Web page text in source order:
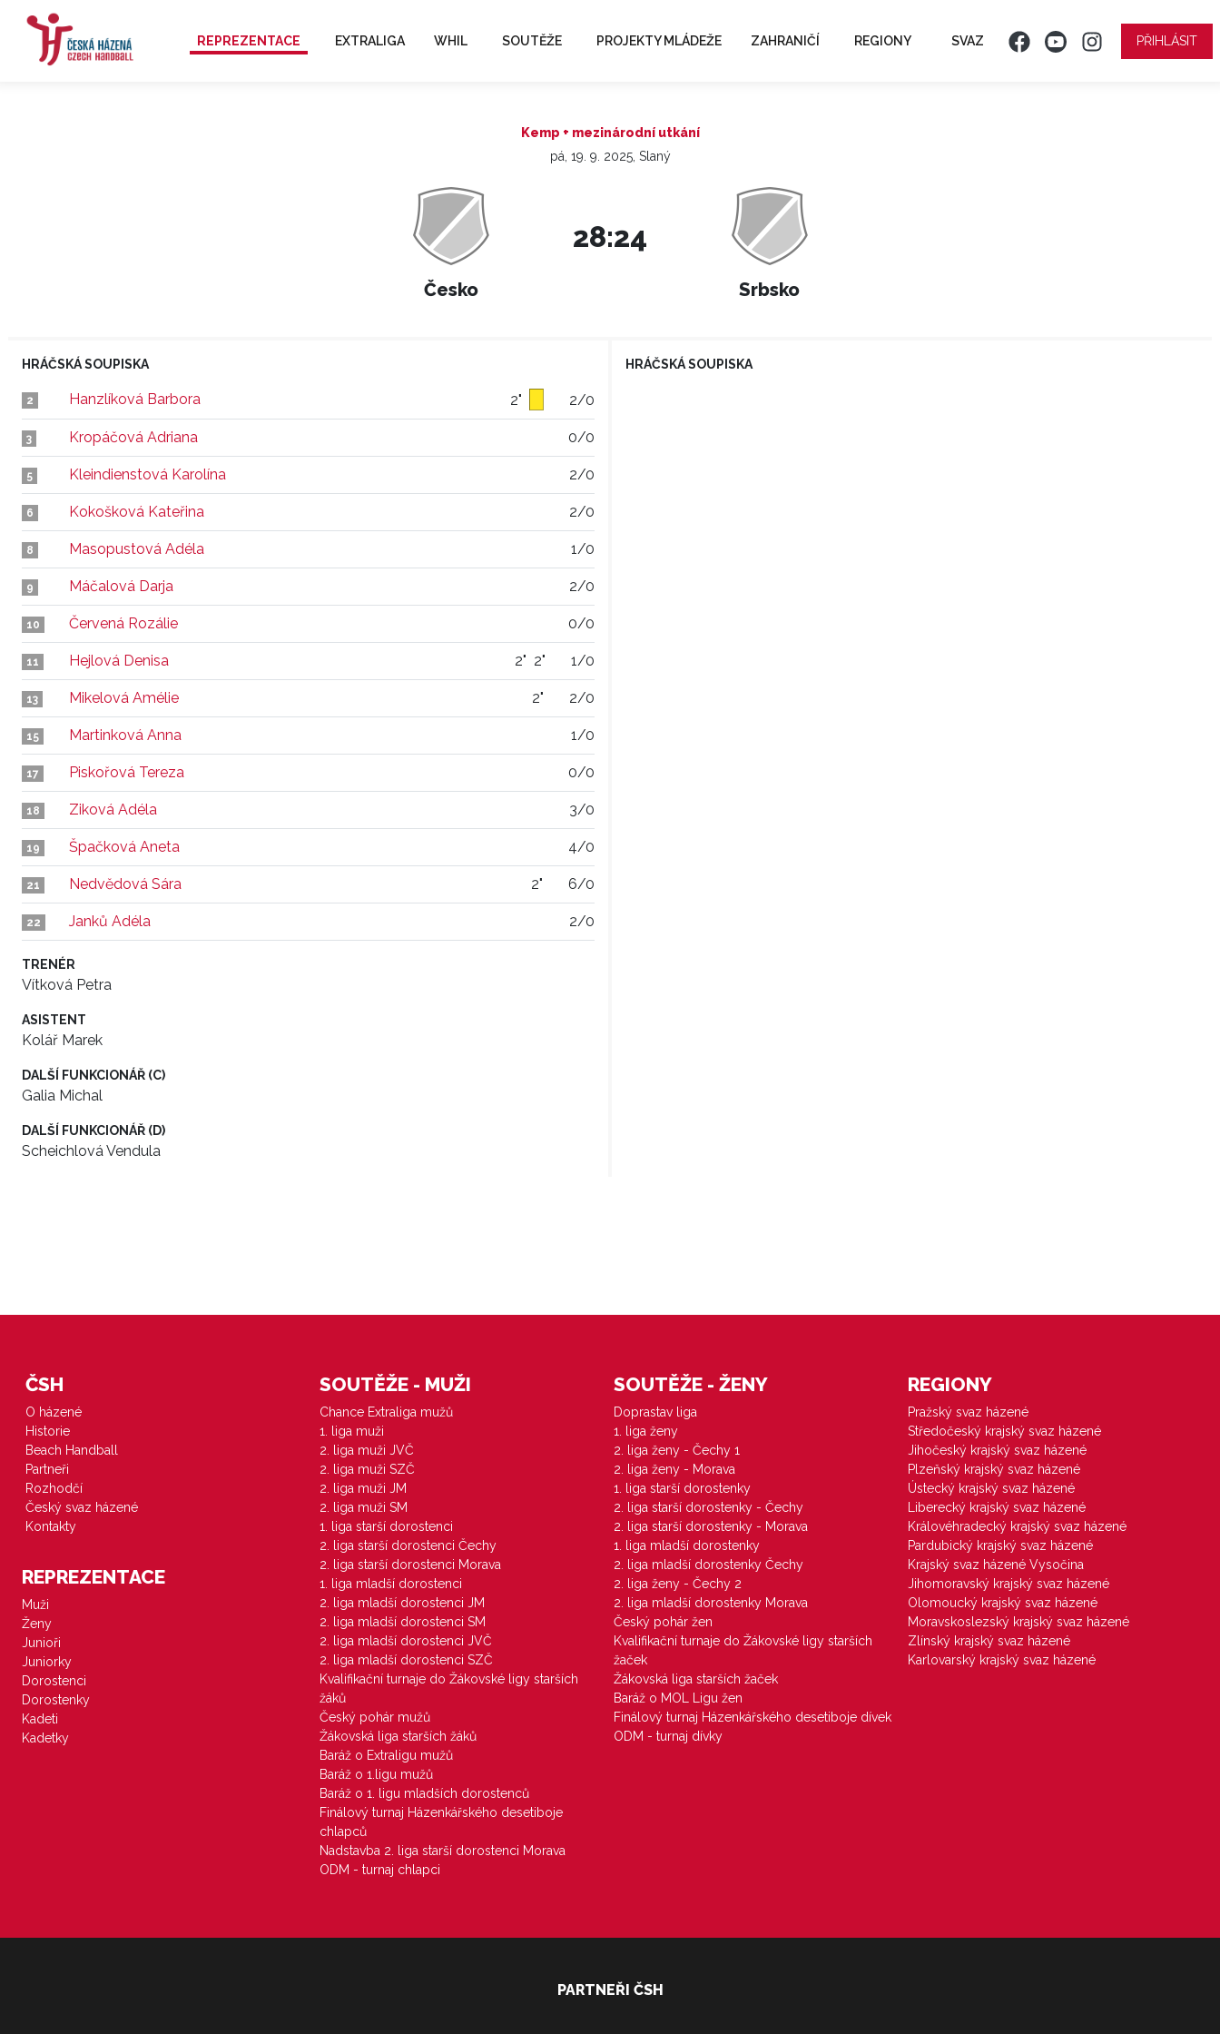
REPREZENTACE EXTRALIGA WHIL SOUTĚŽE PROJEKTY MLÁDEŽE ZAHRANIČÍ REGIONY SVAZ PŘIHLÁSIT
Kemp + mezinárodní utkání
pá, 19. 9. 2025, Slaný
Česko
28:24
Srbsko
HRÁČSKÁ SOUPISKA
2 Hanzlíková Barbora 2" 2/0
3 Kropáčová Adriana 0/0
5 Kleindienstová Karolína 2/0
6 Kokošková Kateřina 2/0
8 Masopustová Adéla 1/0
9 Máčalová Darja 2/0
10 Červená Rozálie 0/0
11 Hejlová Denisa 2" 2" 1/0
13 Mikelová Amélie 2" 2/0
15 Martinková Anna 1/0
17 Piskořová Tereza 0/0
18 Ziková Adéla 3/0
19 Špačková Aneta 4/0
21 Nedvědová Sára 2" 6/0
22 Janků Adéla 2/0
TRENÉR
Vítková Petra
ASISTENT
Kolář Marek
DALŠÍ FUNKCIONÁŘ (C)
Galia Michal
DALŠÍ FUNKCIONÁŘ (D)
Scheichlová Vendula
HRÁČSKÁ SOUPISKA
ČSH
O házené
Historie
Beach Handball
Partneři
Rozhodčí
Český svaz házené
Kontakty
REPREZENTACE
Muži
Ženy
Junioři
Juniorky
Dorostenci
Dorostenky
Kadeti
Kadetky
SOUTĚŽE - MUŽI
Chance Extraliga mužů
1. liga muži
2. liga muži JVČ
2. liga muži SZČ
2. liga muži JM
2. liga muži SM
1. liga starší dorostenci
2. liga starší dorostenci Čechy
2. liga starší dorostenci Morava
1. liga mladší dorostenci
2. liga mladší dorostenci JM
2. liga mladší dorostenci SM
2. liga mladší dorostenci JVČ
2. liga mladší dorostenci SZČ
Kvalifikační turnaje do Žákovské ligy starších
žáků
Český pohár mužů
Žákovská liga starších žáků
Baráž o Extraligu mužů
Baráž o 1.ligu mužů
Baráž o 1. ligu mladších dorostenců
Finálový turnaj Házenkářského desetiboje
chlapců
Nadstavba 2. liga starší dorostenci Morava
ODM - turnaj chlapci
SOUTĚŽE - ŽENY
Doprastav liga
1. liga ženy
2. liga ženy - Čechy 1
2. liga ženy - Morava
1. liga starší dorostenky
2. liga starší dorostenky - Čechy
2. liga starší dorostenky - Morava
1. liga mladší dorostenky
2. liga mladší dorostenky Čechy
2. liga ženy - Čechy 2
2. liga mladší dorostenky Morava
Český pohár žen
Kvalifikační turnaje do Žákovské ligy starších
žaček
Žákovská liga starších žaček
Baráž o MOL Ligu žen
Finálový turnaj Házenkářského desetiboje dívek
ODM - turnaj dívky
REGIONY
Pražský svaz házené
Středočeský krajský svaz házené
Jihočeský krajský svaz házené
Plzeňský krajský svaz házené
Ústecký krajský svaz házené
Liberecký krajský svaz házené
Královéhradecký krajský svaz házené
Pardubický krajský svaz házené
Krajský svaz házené Vysočina
Jihomoravský krajský svaz házené
Olomoucký krajský svaz házené
Moravskoslezský krajský svaz házené
Zlínský krajský svaz házené
Karlovarský krajský svaz házené
PARTNEŘI ČSH